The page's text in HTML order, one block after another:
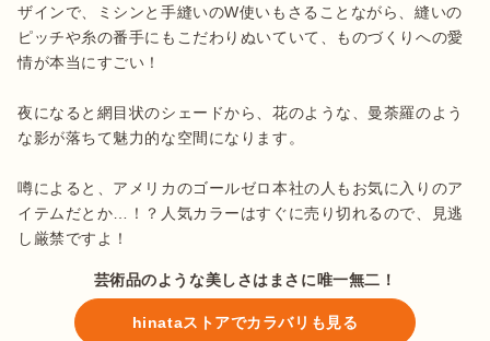
ザインで、ミシンと手縫いのW使いもさることながら、縫いの
ピッチや糸の番手にもこだわりぬいていて、ものづくりへの愛
情が本当にすごい！
夜になると網目状のシェードから、花のような、曼荼羅のよう
な影が落ちて魅力的な空間になります。
噂によると、アメリカのゴールゼロ本社の人もお気に入りのア
イテムだとか…！？人気カラーはすぐに売り切れるので、見逃
し厳禁ですよ！
芸術品のような美しさはまさに唯一無二！
hinataストアでカラバリも見る